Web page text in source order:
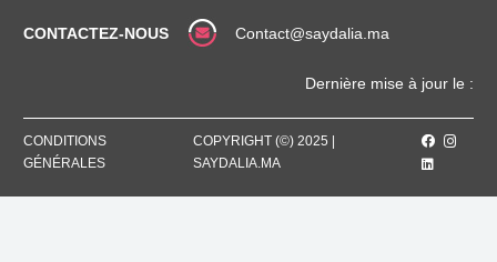
25
CONTACTEZ-NOUS Contact@saydalia.ma
Dernière mise à jour le :
CONDITIONS
GÉNÉRALES
COPYRIGHT (©) 2025 |
SAYDALIA.MA